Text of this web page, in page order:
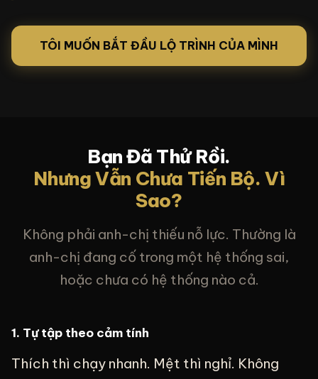
TÔI MUỐN BẮT ĐẦU LỘ TRÌNH CỦA MÌNH
Bạn Đã Thử Rồi.
Nhưng Vẫn Chưa Tiến Bộ. Vì
Sao?
Không phải anh-chị thiếu nỗ lực. Thường là
anh-chị đang cố trong một hệ thống sai,
hoặc chưa có hệ thống nào cả.
1. Tự tập theo cảm tính
Thích thì chạy nhanh. Mệt thì nghỉ. Không